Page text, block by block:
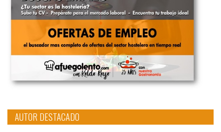
AUTOR DESTACADO